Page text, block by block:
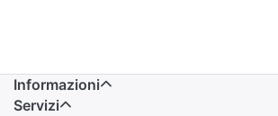
Informazioni
Servizi